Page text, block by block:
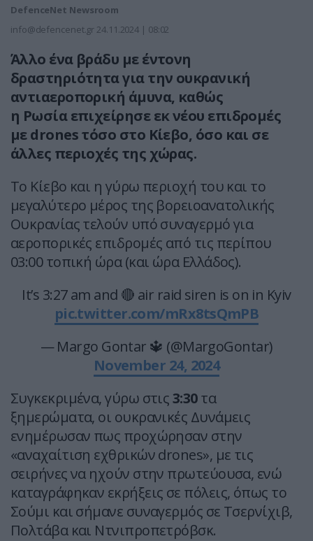
DefenceNet Newsroom
info@defencenet.gr 24.11.2024 | 08:02
Άλλο ένα βράδυ με έντονη
δραστηριότητα για την ουκρανική
αντιαεροπορική άμυνα, καθώς
η Ρωσία επιχείρησε εκ νέου επιδρομές
με drones τόσο στο Κίεβο, όσο και σε
άλλες περιοχές της χώρας.
Το Κίεβο και η γύρω περιοχή του και το
μεγαλύτερο μέρος της βορειοανατολικής
Ουκρανίας τελούν υπό συναγερμό για
αεροπορικές επιδρομές από τις περίπου
03:00 τοπική ώρα (και ώρα Ελλάδος).
It’s 3:27 am and 🔴 air raid siren is on in Kyiv
pic.twitter.com/mRx8tsQmPB
— Margo Gontar 🔱 (@MargoGontar)
November 24, 2024
Συγκεκριμένα, γύρω στις3:30τα
ξημερώματα, οι ουκρανικές Δυνάμεις
ενημέρωσαν πως προχώρησαν στην
«αναχαίτιση εχθρικών drones», με τις
σειρήνες να ηχούν στην πρωτεύουσα, ενώ
καταγράφηκαν εκρήξεις σε πόλεις, όπως το
Σούμι και σήμανε συναγερμός σε Τσερνίχιβ,
Πολτάβα και Ντνιπροπετρόβσκ.